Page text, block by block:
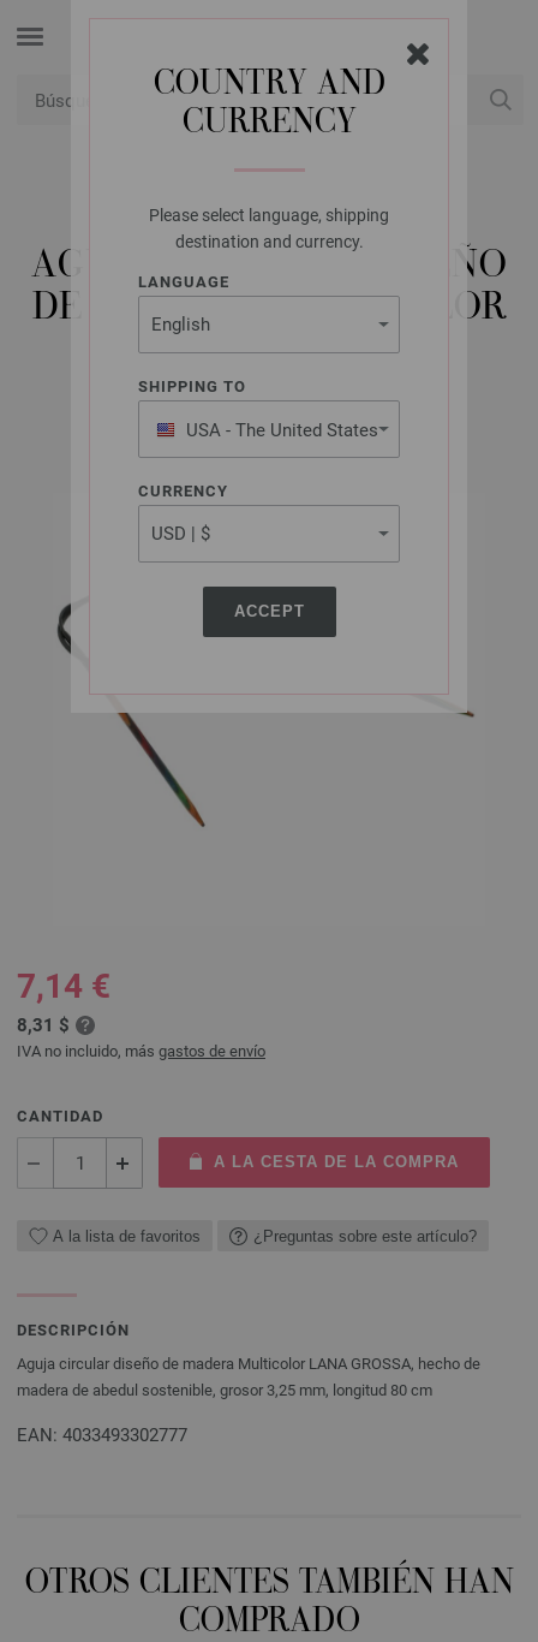
COUNTRY AND
CURRENCY
Please select language, shipping
destination and currency.
LANGUAGE
SHIPPING TO
USA - The United States
of America
CURRENCY
ACCEPT
LANA GROSSA
AGUJA CIRCULAR DISEÑO
DE MADERA MULTICOLOR
NO. 3,25/80CM
7,14 €
8,31 $
IVA no incluido, más gastos de envío
CANTIDAD
A LA CESTA DE LA COMPRA
A la lista de favoritos ¿Preguntas sobre este artículo?
DESCRIPCIÓN
Aguja circular diseño de madera Multicolor LANA GROSSA, hecho de
madera de abedul sostenible, grosor 3,25 mm, longitud 80 cm
EAN: 4033493302777
OTROS CLIENTES TAMBIÉN HAN
COMPRADO